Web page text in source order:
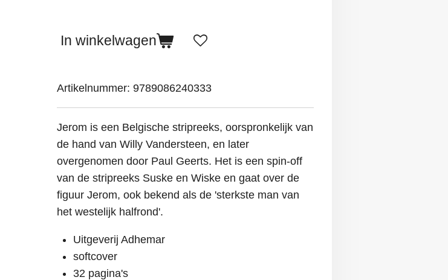
In winkelwagen
Artikelnummer: 9789086240333
Jerom is een Belgische stripreeks, oorspronkelijk van
de hand van Willy Vandersteen, en later
overgenomen door Paul Geerts. Het is een spin-off
van de stripreeks Suske en Wiske en gaat over de
figuur Jerom, ook bekend als de 'sterkste man van
het westelijk halfrond'.
Uitgeverij Adhemar
softcover
32 pagina's